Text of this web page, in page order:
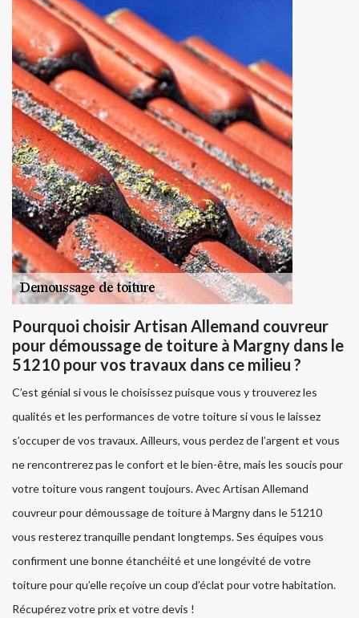
Pourquoi choisir Artisan Allemand couvreur
pour démoussage de toiture à Margny dans le
51210 pour vos travaux dans ce milieu ?
C’est génial si vous le choisissez puisque vous y trouverez les
qualités et les performances de votre toiture si vous le laissez
s’occuper de vos travaux. Ailleurs, vous perdez de l’argent et vous
ne rencontrerez pas le confort et le bien-être, mais les soucis pour
votre toiture vous rangent toujours. Avec Artisan Allemand
couvreur pour démoussage de toiture à Margny dans le 51210
vous resterez tranquille pendant longtemps. Ses équipes vous
confirment une bonne étanchéité et une longévité de votre
toiture pour qu’elle reçoive un coup d’éclat pour votre habitation.
Récupérez votre prix et votre devis !